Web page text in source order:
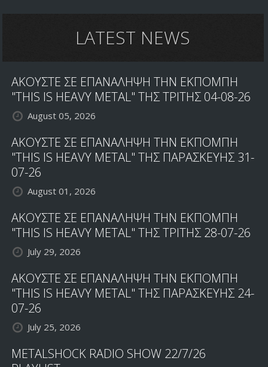
Cannibalism
LATEST NEWS
ΑΚΟΥΣΤΕ ΣΕ ΕΠΑΝΑΛΗΨΗ ΤΗΝ ΕΚΠΟΜΠΗ
"THIS IS HEAVY METAL" ΤΗΣ ΤΡΙΤΗΣ 04-08-26
August 05, 2026
ΑΚΟΥΣΤΕ ΣΕ ΕΠΑΝΑΛΗΨΗ ΤΗΝ ΕΚΠΟΜΠΗ
"THIS IS HEAVY METAL" ΤΗΣ ΠΑΡΑΣΚΕΥΗΣ 31-
07-26
August 01, 2026
ΑΚΟΥΣΤΕ ΣΕ ΕΠΑΝΑΛΗΨΗ ΤΗΝ ΕΚΠΟΜΠΗ
"THIS IS HEAVY METAL" ΤΗΣ ΤΡΙΤΗΣ 28-07-26
July 29, 2026
ΑΚΟΥΣΤΕ ΣΕ ΕΠΑΝΑΛΗΨΗ ΤΗΝ ΕΚΠΟΜΠΗ
"THIS IS HEAVY METAL" ΤΗΣ ΠΑΡΑΣΚΕΥΗΣ 24-
07-26
July 25, 2026
METALSHOCK RADIO SHOW 22/7/26